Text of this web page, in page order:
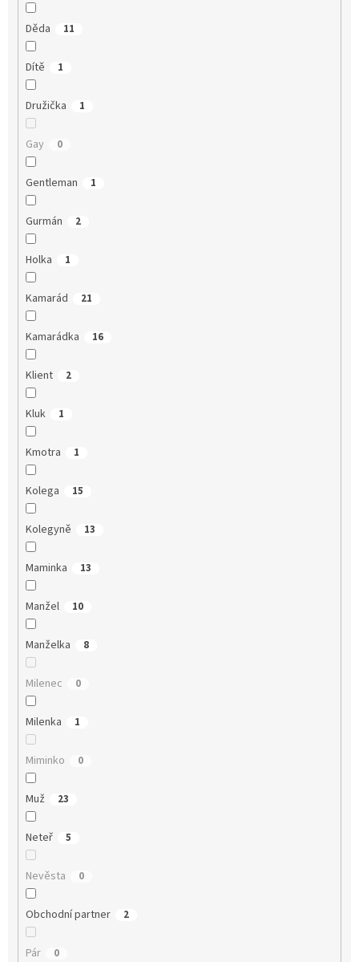
Děda 11
Dítě 1
Družička 1
Gay 0
Gentleman 1
Gurmán 2
Holka 1
Kamarád 21
Kamarádka 16
Klient 2
Kluk 1
Kmotra 1
Kolega 15
Kolegyně 13
Maminka 13
Manžel 10
Manželka 8
Milenec 0
Milenka 1
Miminko 0
Muž 23
Neteř 5
Nevěsta 0
Obchodní partner 2
Pár 0